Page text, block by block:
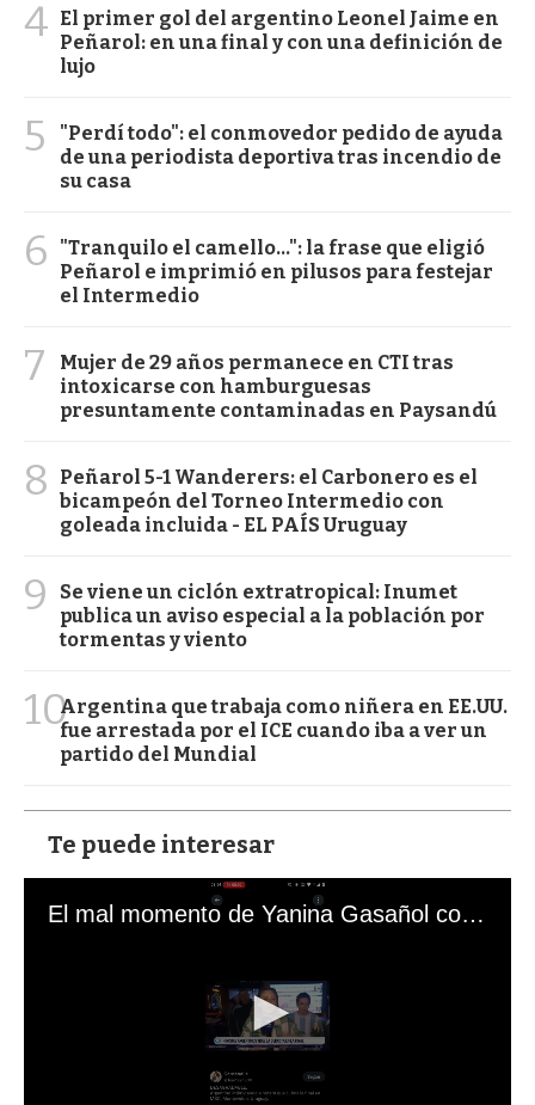
4 El primer gol del argentino Leonel Jaime en
Peñarol: en una final y con una definición de
lujo
5
"Perdí todo": el conmovedor pedido de ayuda
de una periodista deportiva tras incendio de
su casa
6
"Tranquilo el camello...": la frase que eligió
Peñarol e imprimió en pilusos para festejar
el Intermedio
7
Mujer de 29 años permanece en CTI tras
intoxicarse con hamburguesas
presuntamente contaminadas en Paysandú
8
Peñarol 5-1 Wanderers: el Carbonero es el
bicampeón del Torneo Intermedio con
goleada incluida - EL PAÍS Uruguay
9
Se viene un ciclón extratropical: Inumet
publica un aviso especial a la población por
tormentas y viento
10Argentina que trabaja como niñera en EE.UU.
fue arrestada por el ICE cuando iba a ver un
partido del Mundial
Te puede interesar
El mal momento de Yanina Gasañol con un hincha argentino en "Subrayado"